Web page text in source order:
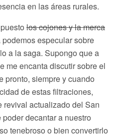
en las áreas rurales.
los cojones y la merca
especular sobre
a la saga. Supongo que a
me encanta discutir sobre el
pronto, siempre y cuando
de estas filtraciones,
revival actualizado del San
decantar a nuestro
tenebroso o bien convertirlo